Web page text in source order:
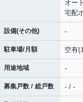
オー
宅配
設備(その他) -
駐車場/月額 空有
用途地域 -
募集戸数 / 総戸数 - / -